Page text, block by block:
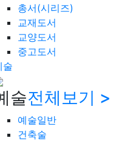
총서(시리즈)
교재도서
교양도서
중고도서
술
술전체보기 >
예술일반
건축술